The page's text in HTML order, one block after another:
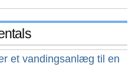
et vandingsanlæg til en